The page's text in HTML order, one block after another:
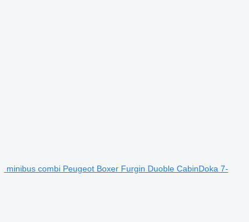
minibus combi Peugeot Boxer Furgin Duoble CabinDoka 7-